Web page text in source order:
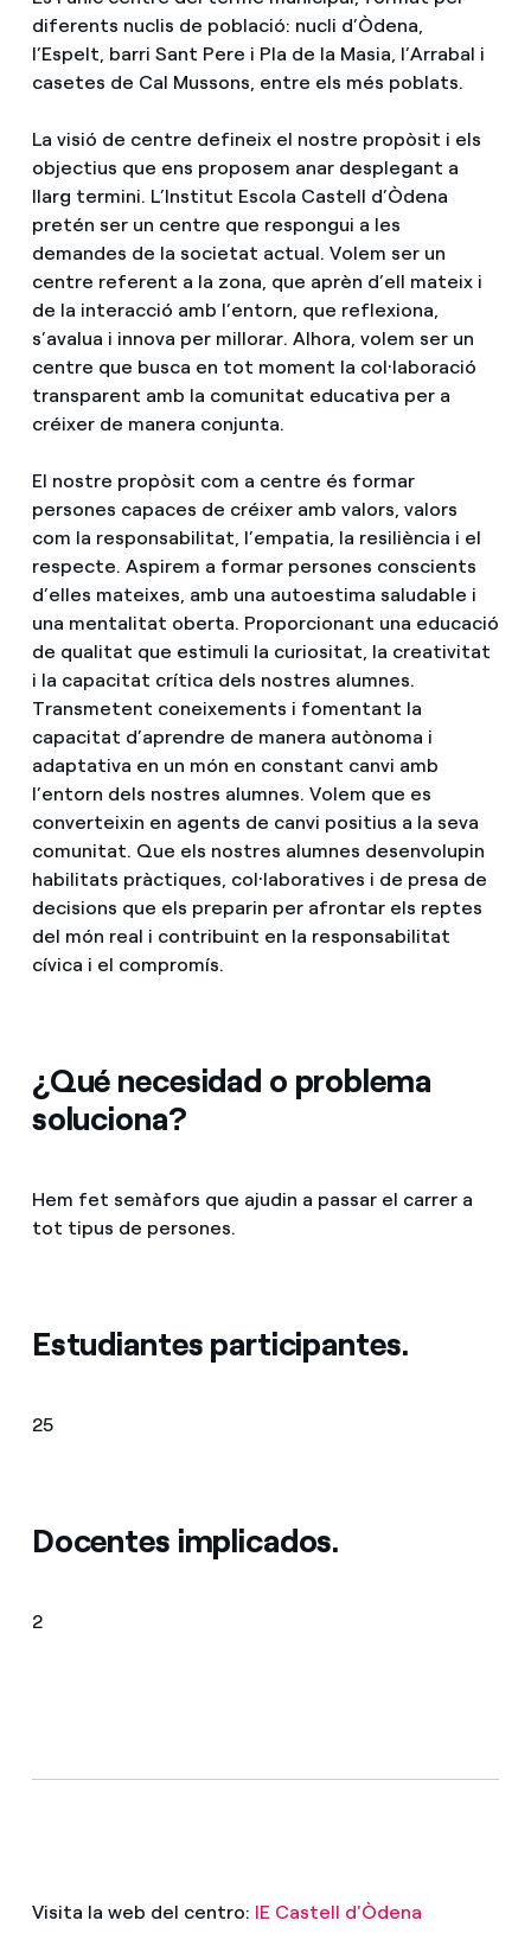
diferents nuclis de població: nucli d’Òdena,
l’Espelt, barri Sant Pere i Pla de la Masia, l’Arrabal i
casetes de Cal Mussons, entre els més poblats.
La visió de centre defineix el nostre propòsit i els
objectius que ens proposem anar desplegant a
llarg termini. L’Institut Escola Castell d’Òdena
pretén ser un centre que respongui a les
demandes de la societat actual. Volem ser un
centre referent a la zona, que aprèn d’ell mateix i
de la interacció amb l’entorn, que reflexiona,
s’avalua i innova per millorar. Alhora, volem ser un
centre que busca en tot moment la col·laboració
transparent amb la comunitat educativa per a
créixer de manera conjunta.
El nostre propòsit com a centre és formar
persones capaces de créixer amb valors, valors
com la responsabilitat, l’empatia, la resiliència i el
respecte. Aspirem a formar persones conscients
d’elles mateixes, amb una autoestima saludable i
una mentalitat oberta. Proporcionant una educació
de qualitat que estimuli la curiositat, la creativitat
i la capacitat crítica dels nostres alumnes.
Transmetent coneixements i fomentant la
capacitat d’aprendre de manera autònoma i
adaptativa en un món en constant canvi amb
l’entorn dels nostres alumnes. Volem que es
converteixin en agents de canvi positius a la seva
comunitat. Que els nostres alumnes desenvolupin
habilitats pràctiques, col·laboratives i de presa de
decisions que els preparin per afrontar els reptes
del món real i contribuint en la responsabilitat
cívica i el compromís.
¿Qué necesidad o problema
soluciona?
Hem fet semàfors que ajudin a passar el carrer a
tot tipus de persones.
Estudiantes participantes.
25
Docentes implicados.
2
Visita la web del centro: IE Castell d'Òdena